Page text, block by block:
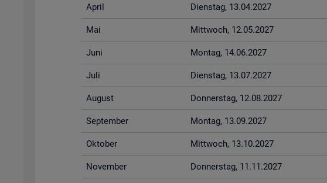
April Diens­tag, 13.04.2027
Mai Mitt­woch, 12.05.2027
Juni Mon­tag, 14.06.2027
Juli Diens­tag, 13.07.2027
Au­gust Don­ners­tag, 12.08.2027
Sep­tem­ber Mon­tag, 13.09.2027
Ok­to­ber Mitt­woch, 13.10.2027
No­vem­ber Don­ners­tag, 11.11.2027